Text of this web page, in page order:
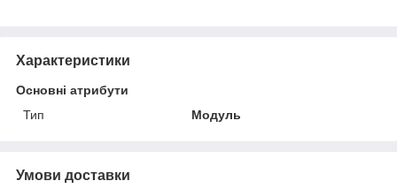
Характеристики
Основні атрибути
Тип
Модуль
Умови доставки